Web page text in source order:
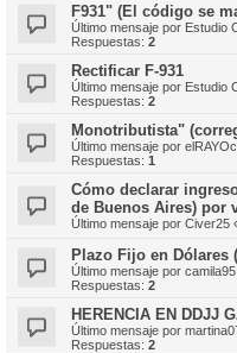
F931" (El código se
Último mensaje por Estudio
Respuestas: 2
Rectificar F-931
Último mensaje por Estudio
Respuestas: 2
Monotributista"
Último mensaje por
Respuestas: 1
Cómo declarar
de Buenos Aires) por
Último mensaje por Civer25
Plazo Fijo en Dólares
Último mensaje por camila95
Respuestas: 2
HERENCIA EN DDJJ
Último mensaje por
Respuestas: 2